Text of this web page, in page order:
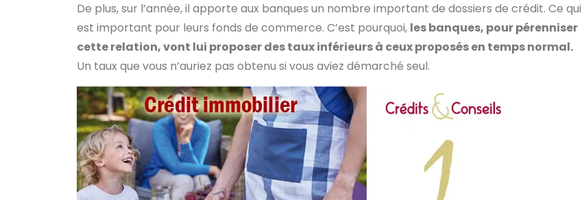
De plus, sur l’année, il apporte aux banques un nombre important de dossiers de crédit. Ce qui
est important pour leurs fonds de commerce. C’est pourquoi, les banques, pour pérenniser
cette relation, vont lui proposer des taux inférieurs à ceux proposés en temps normal.
Un taux que vous n’auriez pas obtenu si vous aviez démarché seul.